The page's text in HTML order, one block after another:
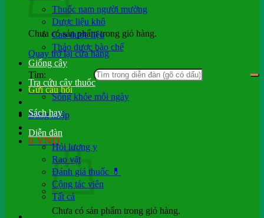
Chưa có sản phẩm trong giỏ hàng.
Quay trở lại cửa hàng
Tìm:
Gửi câu hỏi
Đăng nhập
0VND
Chưa có sản phẩm trong giỏ hàng.
Thuốc nam người mường
Dược liệu khô
Cao dược liệu
Thảo dược bào chế
Giống cây
Tra cứu cây thuốc
Sống khỏe mỗi ngày
Sách hay
Diễn đàn
Hỏi lương y
Rao vặt
Đánh giá thuốc 💊
Cộng tác viên
Tất cả